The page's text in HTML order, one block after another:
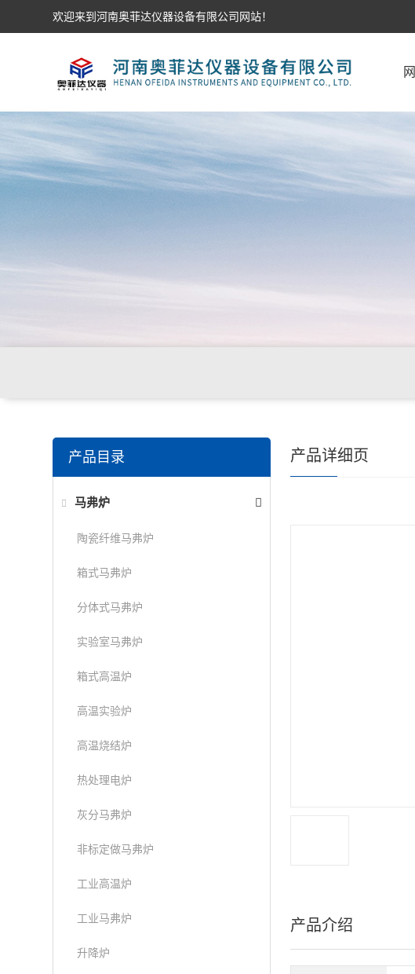
欢迎来到河南奥菲达仪器设备有限公司网站！
产品详细页
产品介绍
产品目录
马弗炉
陶瓷纤维马弗炉
箱式马弗炉
分体式马弗炉
实验室马弗炉
箱式高温炉
高温实验炉
高温烧结炉
热处理电炉
灰分马弗炉
非标定做马弗炉
工业高温炉
工业马弗炉
升降炉